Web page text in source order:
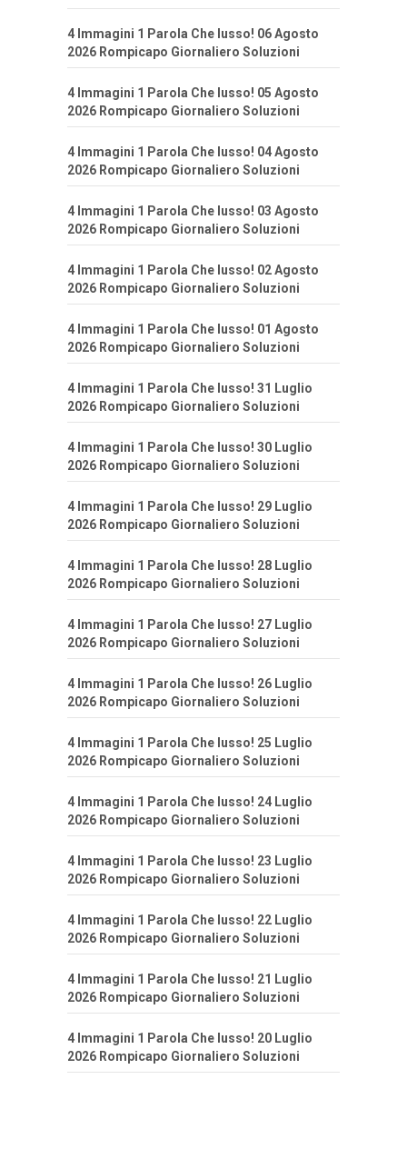
4 Immagini 1 Parola Che lusso! 06 Agosto
2026 Rompicapo Giornaliero Soluzioni
4 Immagini 1 Parola Che lusso! 05 Agosto
2026 Rompicapo Giornaliero Soluzioni
4 Immagini 1 Parola Che lusso! 04 Agosto
2026 Rompicapo Giornaliero Soluzioni
4 Immagini 1 Parola Che lusso! 03 Agosto
2026 Rompicapo Giornaliero Soluzioni
4 Immagini 1 Parola Che lusso! 02 Agosto
2026 Rompicapo Giornaliero Soluzioni
4 Immagini 1 Parola Che lusso! 01 Agosto
2026 Rompicapo Giornaliero Soluzioni
4 Immagini 1 Parola Che lusso! 31 Luglio
2026 Rompicapo Giornaliero Soluzioni
4 Immagini 1 Parola Che lusso! 30 Luglio
2026 Rompicapo Giornaliero Soluzioni
4 Immagini 1 Parola Che lusso! 29 Luglio
2026 Rompicapo Giornaliero Soluzioni
4 Immagini 1 Parola Che lusso! 28 Luglio
2026 Rompicapo Giornaliero Soluzioni
4 Immagini 1 Parola Che lusso! 27 Luglio
2026 Rompicapo Giornaliero Soluzioni
4 Immagini 1 Parola Che lusso! 26 Luglio
2026 Rompicapo Giornaliero Soluzioni
4 Immagini 1 Parola Che lusso! 25 Luglio
2026 Rompicapo Giornaliero Soluzioni
4 Immagini 1 Parola Che lusso! 24 Luglio
2026 Rompicapo Giornaliero Soluzioni
4 Immagini 1 Parola Che lusso! 23 Luglio
2026 Rompicapo Giornaliero Soluzioni
4 Immagini 1 Parola Che lusso! 22 Luglio
2026 Rompicapo Giornaliero Soluzioni
4 Immagini 1 Parola Che lusso! 21 Luglio
2026 Rompicapo Giornaliero Soluzioni
4 Immagini 1 Parola Che lusso! 20 Luglio
2026 Rompicapo Giornaliero Soluzioni